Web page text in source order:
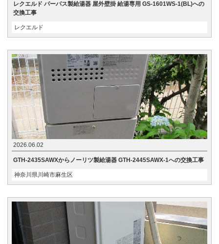
レクエルド パーパス製給湯器 屋外壁掛 給湯専用 GS-1601WS-1(BL)への
交換工事
レクエルド
2026.06.02
GTH-2435SAWXからノーリツ製給湯器 GTH-2445SAWX-1への交換工事
神奈川県川崎市麻生区